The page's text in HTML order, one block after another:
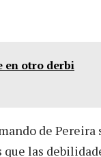
en otro derbi
de Pereira
las